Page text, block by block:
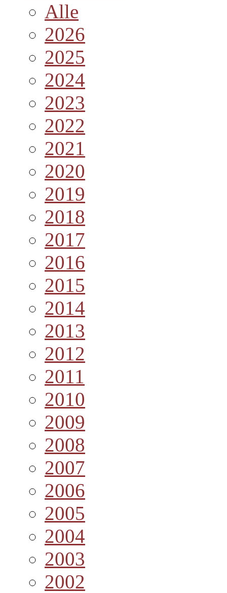
Alle
2026
2025
2024
2023
2022
2021
2020
2019
2018
2017
2016
2015
2014
2013
2012
2011
2010
2009
2008
2007
2006
2005
2004
2003
2002